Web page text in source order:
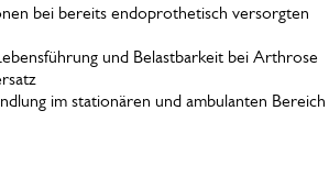
bei bereits endoprothetisch versorgten
und Belastbarkeit bei Arthrose
im stationären und ambulanten Bereich